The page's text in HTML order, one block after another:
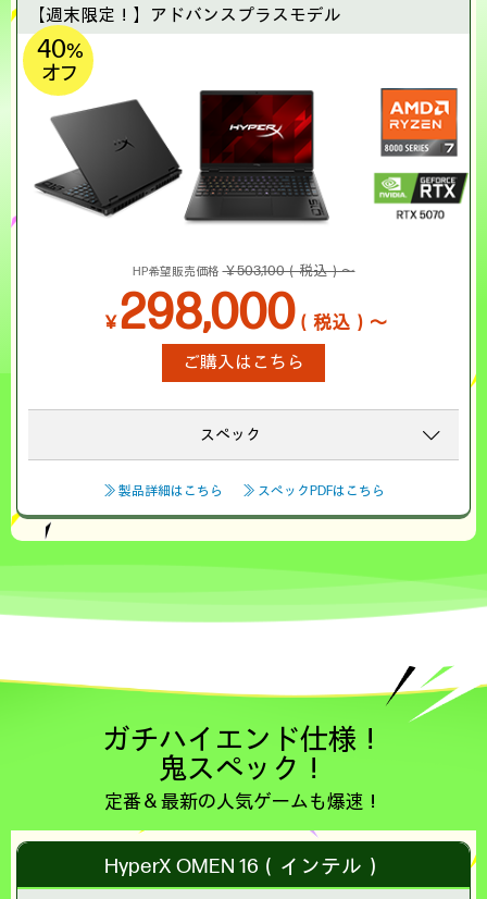
【週末限定！】 アドバンスプラスモデル
40%
オフ
HP希望販売価格 ￥503,100（税込）～
￥ 298,000（税込）～
ご購入はこちら
スペック
≫ 製品詳細はこちら ≫ スペックPDFはこちら
ガチハイエンド仕様！
鬼スペック！
定番＆最新の人気ゲームも爆速！
HyperX OMEN 16（インテル）